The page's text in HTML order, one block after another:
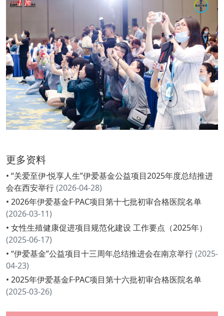
更多资料
• “关爱至伊·悦享人生”伊爱基金公益项目2025年度总结推进
会在西安举行(2026-04-28)
• 2026年伊爱基金F·PAC项目第十七批初审合格医院名单
(2026-03-11)
• 女性生殖健康促进项目规范化建设 工作要点（2025年）
(2025-06-17)
• “伊爱基金”公益项目十三周年总结推进会在南京举行(2025-
04-23)
• 2025年伊爱基金F·PAC项目第十六批初审合格医院名单
(2025-03-26)